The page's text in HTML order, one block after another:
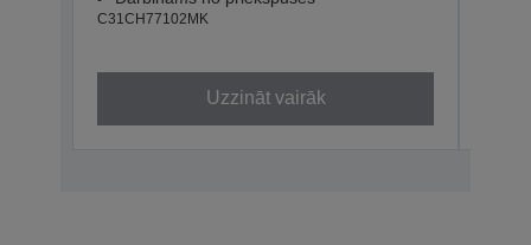
C31CH77102MK
Uzzināt vairāk